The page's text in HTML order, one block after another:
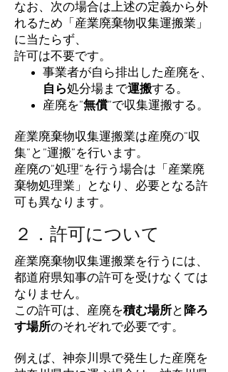
なお、次の場合は上述の定義から外
れるため「産業廃棄物収集運搬業」
に当たらず、
許可は不要です。
事業者が自ら排出した産廃を、
自ら処分場まで運搬する。
産廃を”無償”で収集運搬する。
産業廃棄物収集運搬業は産廃の”収
集”と”運搬”を行います。
産廃の”処理”を行う場合は「産業廃
棄物処理業」となり、必要となる許
可も異なります。
２．許可について
産業廃棄物収集運搬業を行うには、
都道府県知事の許可を受けなくては
なりません。
この許可は、産廃を積む場所と 降ろ
す場所のそれぞれで必要です。
​例えば、神奈川県で発生した産廃を